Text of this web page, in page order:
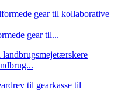
gear til...